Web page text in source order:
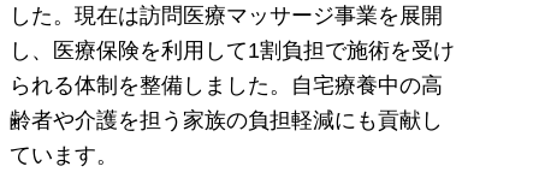
した。現在は訪問医療マッサージ事業を展開
し、医療保険を利用して1割負担で施術を受け
られる体制を整備しました。自宅療養中の高
齢者や介護を担う家族の負担軽減にも貢献し
ています。